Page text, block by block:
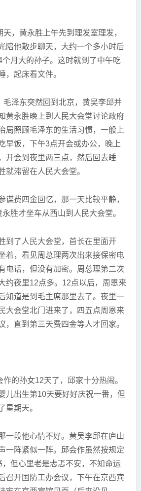
，黄永胜上午先到理发室理发，
陪他散步聊天，大约一个多小时后
个月大的孙子。这时就到了中午吃
，起床看文件。
毛泽东突然回到北京，黄吴李邱并
黄永胜晚上到人民大会堂讨论政府
局照顾毛泽东的生活习惯，一般上
早饭，下午3点开会或办公，晚上
开会到夜里两三点，然后回去睡
就滞留在人民大会堂。
谋费四金回忆，那一天比较平静，
胜才坐车从西山到人民大会堂。
到了人民大会堂，首长在里面开
着，看见周总理两次出来接保密电
电话，但没有加密。周总理第二次
约夜里12点多。12点以后，周恩来
知道是到毛主席那里去了。夜里一
大会堂北门进来了，四五点周恩来
，直到第三天费四金等人才回家。
的孙女12天了，邱家十分热闹。
儿出生第10天要好好庆祝一番，但
星期天。
一段他心情不好。黄吴李邱在庐山
一阵紧似一阵。邱会作虽然按规定
但心里老是忐忑不安，不知命运
召开国防工办会议，下午在京西宾